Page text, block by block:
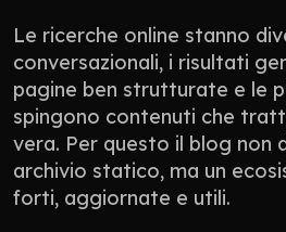
Le ricerche online stanno
conversazionali, i risultati
pagine ben strutturate e le
spingono contenuti che
vera. Per questo il blog non
archivio statico, ma un
forti, aggiornate e utili.